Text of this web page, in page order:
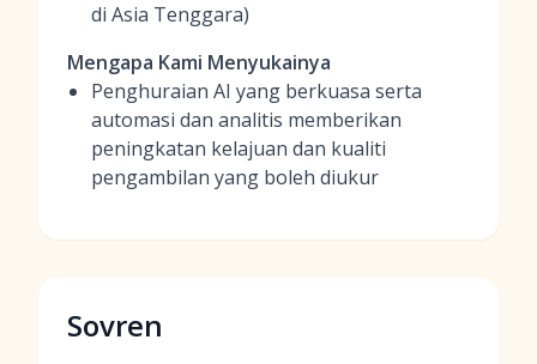
di Asia Tenggara)
Mengapa Kami Menyukainya
Penghuraian AI yang berkuasa serta
automasi dan analitis memberikan
peningkatan kelajuan dan kualiti
pengambilan yang boleh diukur
Sovren